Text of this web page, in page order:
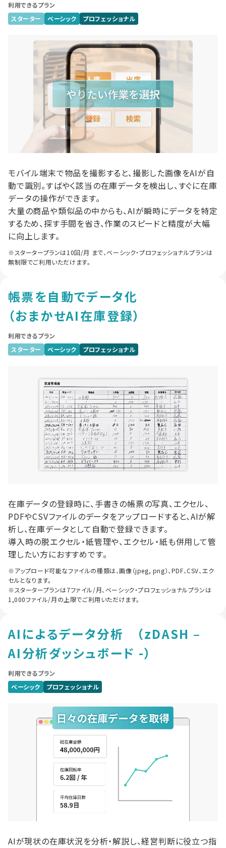
利用できるプラン
スターター
ベーシック プロフェッショナル
モバイル端末で物品を撮影すると、撮影した画像をAIが自
動で識別。すばやく該当の在庫データを検出し、すぐに在庫
データの操作ができます。
大量の商品や類似品の中からも、AIが瞬時にデータを特定
するため、探す手間を省き、作業のスピードと精度が大幅
に向上します。
※スタータープランは10回/月 まで、ベーシック・プロフェッショナルプランは
無制限でご利用いただけます。
帳票を自動でデータ化
（おまかせAI在庫登録）
利用できるプラン
スターター
ベーシック プロフェッショナル
在庫データの登録時に、手書きの帳票の写真、エクセル、
PDFやCSVファイルのデータをアップロードすると、AIが解
析し、在庫データとして自動で登録できます。
導入時の脱エクセル・紙管理や、エクセル・紙も併用して管
理したい方におすすめです。
※アップロード可能なファイルの種類は、画像（jpeg, png）、PDF、CSV、エク
セルとなります。
※スタータープランは7ファイル/月、ベーシック・プロフェッショナルプランは
1,000ファイル/月の上限でご利用いただけます。
AIによるデータ分析 （zDASH –
AI分析ダッシュボード -）
利用できるプラン
ベーシック
プロフェッショナル
AIが現状の在庫状況を分析・解説し、経営判断に役立つ指